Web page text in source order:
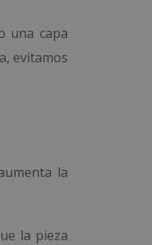
una capa
evitamos
la
la pieza